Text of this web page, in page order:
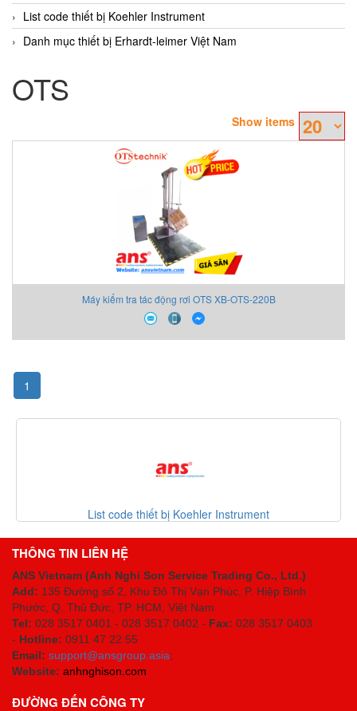
List code thiết bị Koehler Instrument
Danh mục thiết bị Erhardt-leimer Việt Nam
OTS
Show items
Máy kiểm tra tác động rơi OTS XB-OTS-220B
1
List code thiết bị Koehler Instrument
THÔNG TIN LIÊN HỆ
ANS Vietnam (Anh Nghi Son Service Trading Co., Ltd.)
Add: 135 Đường số 2, Khu Đô Thị Vạn Phúc, P. Hiệp Bình
Phước, Q. Thủ Đức, TP. HCM , Việt Nam
Tel: 028 3517 0401 - 028 3517 0402 - Fax: 028 3517 0403
- Hotline: 0911 47 22 55
Email: support@ansgroup.asia;
Website: anhnghison.com
ĐƯỜNG ĐẾN CÔNG TY